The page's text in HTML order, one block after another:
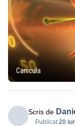
Canicula
Scris de
Publicat:20